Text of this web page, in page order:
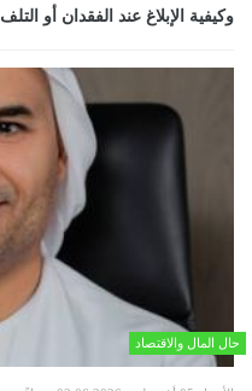
وكيفية الإبلاغ عند الفقدان أو التلف
حال المال والاقتصاد